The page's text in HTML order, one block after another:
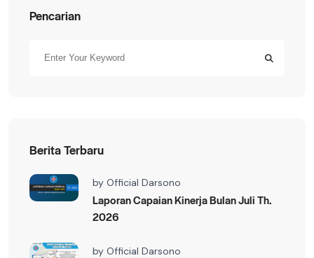
Pencarian
Berita Terbaru
by Official Darsono
Laporan Capaian Kinerja Bulan Juli Th.
2026
by Official Darsono